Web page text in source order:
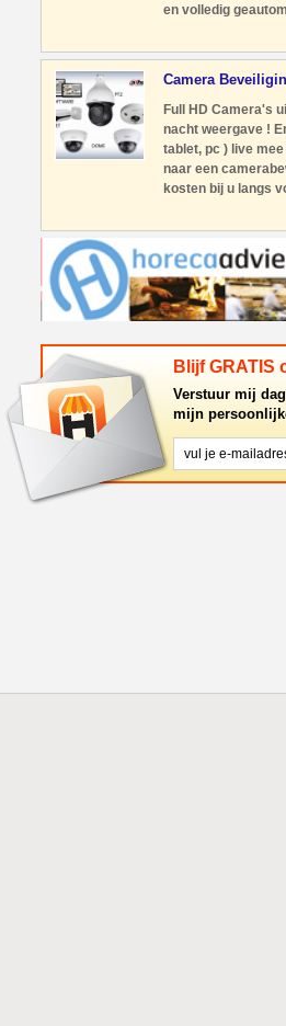
en volledig
syst
Camera
Full HD Camera's
nacht weergave !
tablet, pc ) live
naar een
kosten bij u langs
buurt, te
Blijf GRATIS
Verstuur mij
mijn